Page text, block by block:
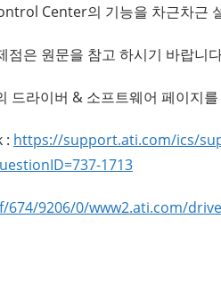
Center의 기능을 차근차근
은 원문을 참고 하시기 바랍니
드라이버 & 소프트웨어 페이지
: https://support.ati.com/ics/
1713
9206/0/www2.ati.com/